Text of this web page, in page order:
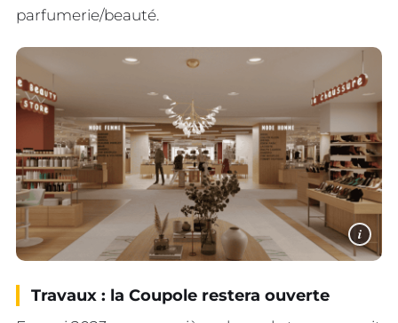
parfumerie/beauté.
i
Travaux : la Coupole restera ouverte